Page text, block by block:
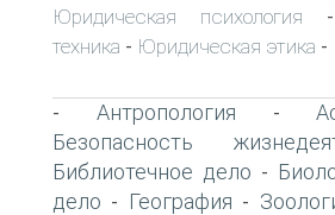
Юридическая психология
техника - Юридическая этика -
- Антропология -
Безопасность
Библиотечное дело -
дело - География -